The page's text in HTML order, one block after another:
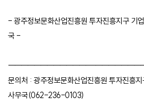
- 광주정보문화산업진흥원 투자진흥지구 기
국 -
문의처 : 광주정보문화산업진흥원 투자진흥
사무국(062-236-0103)